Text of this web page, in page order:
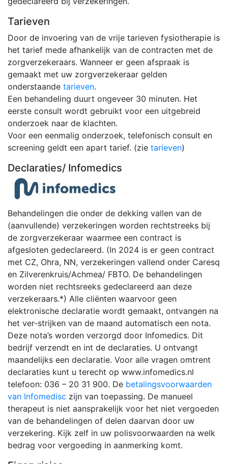
Tarieven
Door de invoering van de vrije tarieven fysiotherapie is
het tarief mede afhankelijk van de contracten met de
zorgverzekeraars. Wanneer er geen afspraak is
gemaakt met uw zorgverzekeraar gelden
onderstaande tarieven.
Een behandeling duurt ongeveer 30 minuten. Het
eerste consult wordt gebruikt voor een uitgebreid
onderzoek naar de klachten.
Voor een eenmalig onderzoek, telefonisch consult en
screening geldt een apart tarief. (zie tarieven)
Declaraties/ Infomedics
Behandelingen die onder de dekking vallen van de
(aanvullende) verzekeringen worden rechtstreeks bij
de zorgverzekeraar waarmee een contract is
afgesloten gedeclareerd. (In 2024 is er geen contract
met CZ, Ohra, NN, verzekeringen vallend onder Caresq
en Zilverenkruis/Achmea/ FBTO. De behandelingen
worden niet rechtsreeks gedeclareerd aan deze
verzekeraars.*) Alle cliënten waarvoor geen
elektronische declaratie wordt gemaakt, ontvangen na
het ver-strijken van de maand automatisch een nota.
Deze nota’s worden verzorgd door Infomedics. Dit
bedrijf verzendt en int de declaraties. U ontvangt
maandelijks een declaratie. Voor alle vragen omtrent
declaraties kunt u terecht op www.infomedics.nl
telefoon: 036 – 20 31 900. De betalingsvoorwaarden
van Infomedisc zijn van toepassing. De manueel
therapeut is niet aansprakelijk voor het niet vergoeden
van de behandelingen of delen daarvan door uw
verzekering. Kijk zelf in uw polisvoorwaarden na welk
bedrag voor vergoeding in aanmerking komt.